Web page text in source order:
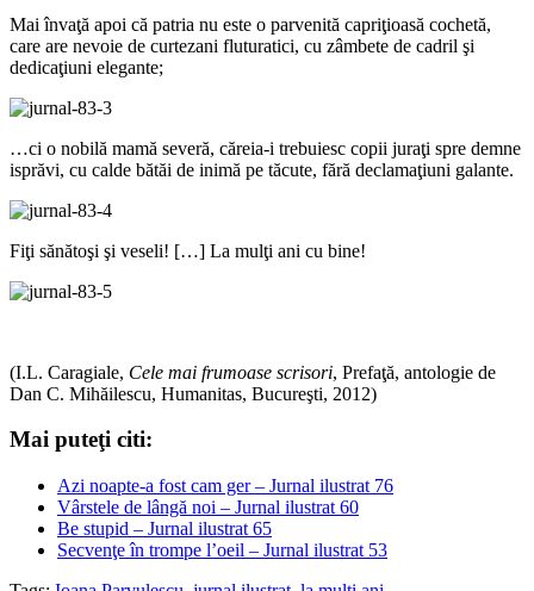
Mai învaţă apoi că patria nu este o parvenită capriţioasă cochetă,
care are nevoie de curtezani fluturatici, cu zâmbete de cadril şi
dedicaţiuni elegante;
…ci o nobilă mamă severă, căreia-i trebuiesc copii juraţi spre demne
isprăvi, cu calde bătăi de inimă pe tăcute, fără declamaţiuni galante.
Fiţi sănătoşi şi veseli! […] La mulţi ani cu bine!
(I.L. Caragiale, Cele mai frumoase scrisori, Prefaţă, antologie de
Dan C. Mihăilescu, Humanitas, Bucureşti, 2012)
Mai puteţi citi:
Azi noapte-a fost cam ger – Jurnal ilustrat 76
Vârstele de lângă noi – Jurnal ilustrat 60
Be stupid – Jurnal ilustrat 65
Secvenţe în trompe l’oeil – Jurnal ilustrat 53